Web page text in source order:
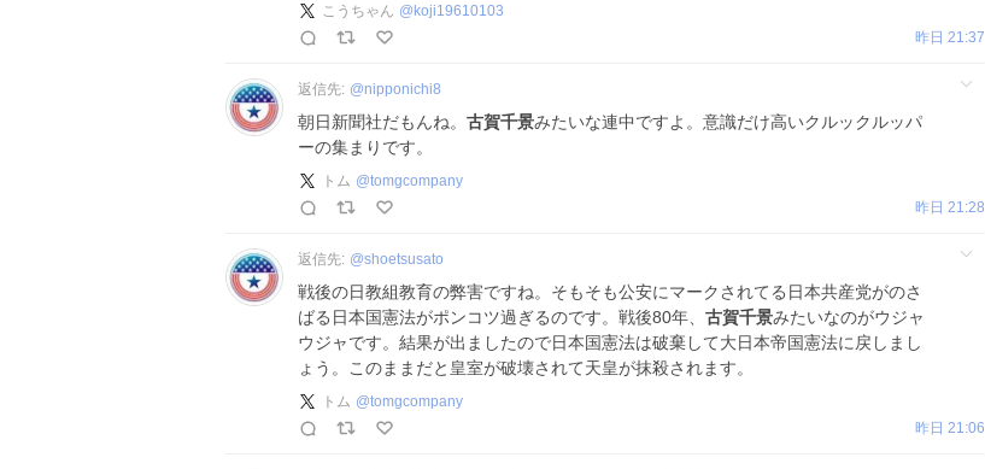
こうちゃん @ koji19610103
昨日 21:37
返信先: @nipponichi8
朝日新聞社だもんね。 古賀千景みたいな連中ですよ。意識だけ高いクルックルッパ
ーの集まりです。
トム @tomgcompany
昨日 21:28
返信先: @shoetsusato
戦後の日教組教育の弊害ですね。そもそも公安にマークされてる日本共産党がのさ
ばる日本国憲法がポンコツ過ぎるのです。戦後80年、 古賀千景みたいなのがウジャ
ウジャです。結果が出ましたので日本国憲法は破棄して大日本帝国憲法に戻しまし
ょう。このままだと皇室が破壊されて天皇が抹殺されます。
トム @tomgcompany
昨日 21:06